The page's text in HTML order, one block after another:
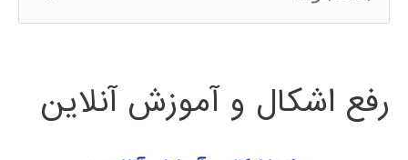
س
ج
رفع اشکال و آموزش آنلاین